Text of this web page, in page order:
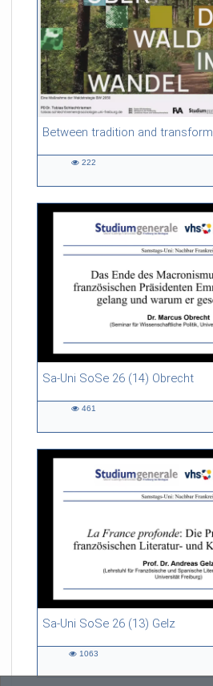
54:13 duration
222
Sa-Uni SoSe 26 (14) Obrecht
46:53 duration
461
Sa-Uni SoSe 26 (13) Gelz
55:13 duration
1063